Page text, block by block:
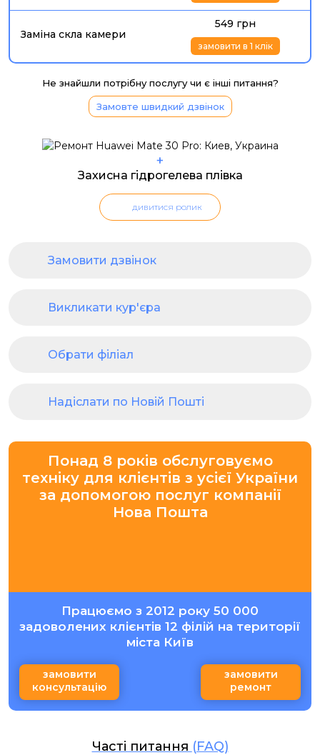
Заміна скла камери
549 грн
замовити в 1 клік
Не знайшли потрібну послугу чи є інші питання?
Замовте швидкий дзвінок
+
Захисна гідрогелева плівка
дивитися ролик
Замовити дзвінок
Викликати кур'єра
Обрати філіал
Надіслати по Новій Пошті
Понад 8 років обслуговуємо
техніку для клієнтів з усієї України
за допомогою послуг компанії
Нова Пошта
Працюємо з 2012 року 50 000
задоволених клієнтів 12 філій на території
міста Київ
замовити
консультацію
замовити
ремонт
Часті питання (FAQ)